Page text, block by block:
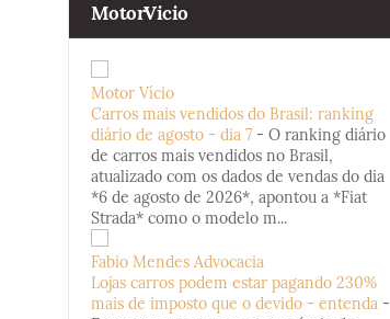
MotorVicio
Motor Vício
Carros mais vendidos do Brasil: ranking
diário de agosto - dia 7 - O ranking diário
de carros mais vendidos no Brasil,
atualizado com os dados de vendas do dia
*6 de agosto de 2026*, apontou a *Fiat
Strada* como o modelo m...
Fabio Mendes Advocacia
Lojas carros podem estar pagando 230%
mais de imposto que o devido - entenda -